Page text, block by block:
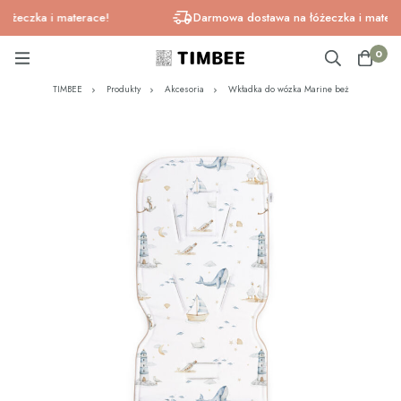
i materace! Darmowa dostawa na łóżeczka i materace!
0
TIMBEE Produkty Akcesoria Wkładka do wózka Marine beż